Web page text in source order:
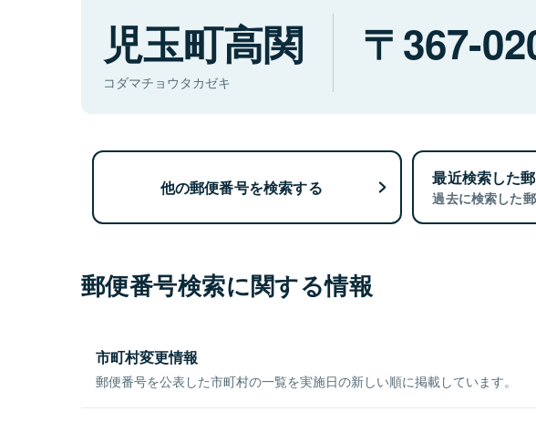
児玉町高関
コダマチョウタカゼキ
367-
他の郵便番号を検索する 最近検索した
過去に検索した
郵便番号検索に関する情報
市町村変更情報
郵便番号を公表した市町村の一覧を実施日の新しい順に掲載しています。